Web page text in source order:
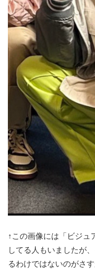
↑この画像には「ビジュ
してる人もいましたが
るわけではないのがさす